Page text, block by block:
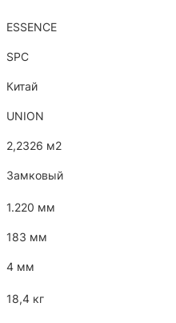
ESSENCE
SPC
Китай
UNION
2,2326 м2
Замковый
1.220 мм
183 мм
4 мм
18,4 кг